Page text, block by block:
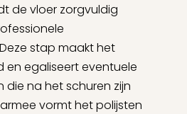
de vloer zorgvuldig
stap maakt het
en egaliseert eventuele
die na het schuren zijn
vormt het polijsten